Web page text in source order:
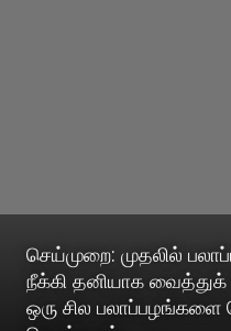
செய்முறை: முதலில்
நீக்கி தனியாக
ஒரு சில பலாப்பழங்களை